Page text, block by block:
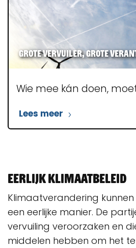
Grote vervuiler, grote
Wie mee kán doen,
Lees meer
Eerlijk klimaatbeleid
Klimaatverandering
een eerlijke manier. De
vervuiling veroorzaken en
middelen hebben om het